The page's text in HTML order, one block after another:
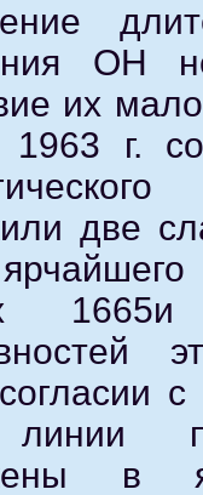
ОН
их
г.
две
линии
в